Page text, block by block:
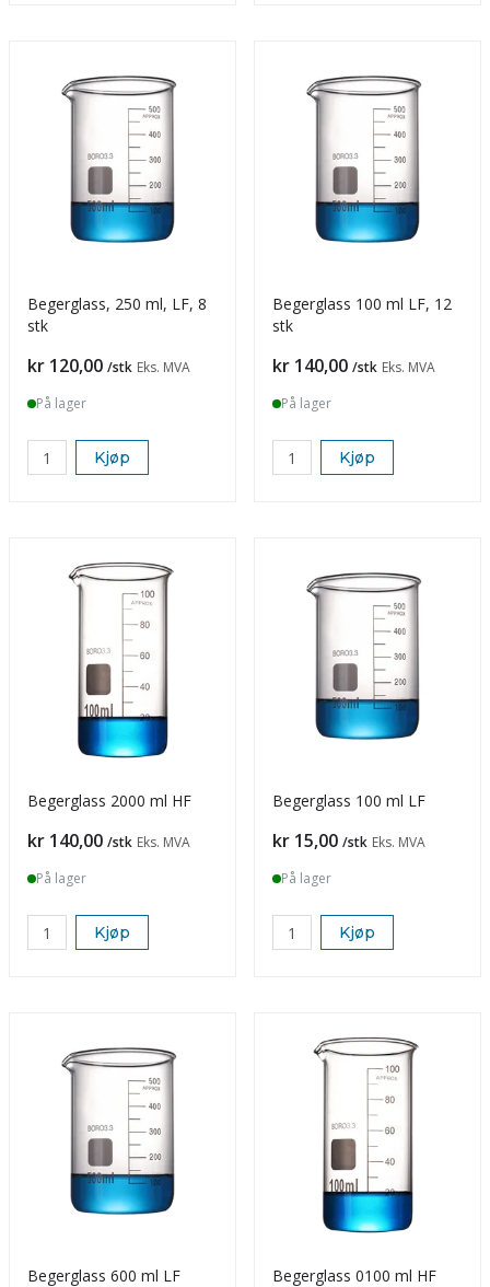
Begerglass, 250 ml, LF, 8
stk
Pris
kr 120,00 /stk Eks. MVA
På lager
Kjøp
Begerglass 100 ml LF, 12
stk
Pris
kr 140,00 /stk Eks. MVA
På lager
Kjøp
Begerglass 2000 ml HF
Pris
kr 140,00 /stk Eks. MVA
På lager
Kjøp
Begerglass 100 ml LF
Pris
kr 15,00 /stk Eks. MVA
På lager
Kjøp
Begerglass 600 ml LF Begerglass 0100 ml HF